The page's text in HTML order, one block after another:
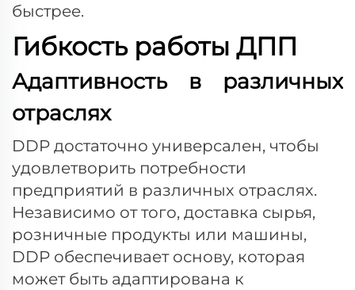
быстрее.
Гибкость работы ДПП
Адаптивность в различных
отраслях
DDP достаточно универсален, чтобы
удовлетворить потребности
предприятий в различных отраслях.
Независимо от того, доставка сырья,
розничные продукты или машины,
DDP обеспечивает основу, которая
может быть адаптирована к